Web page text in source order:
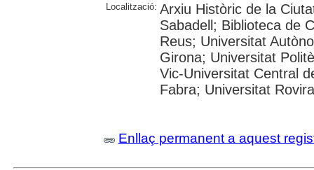
Localització: Arxiu Històric de la
Sabadell; Biblioteca de
Reus; Universitat
Girona; Universitat
Vic-Universitat Central
Fabra; Universitat
Enllaç permanent a aquest